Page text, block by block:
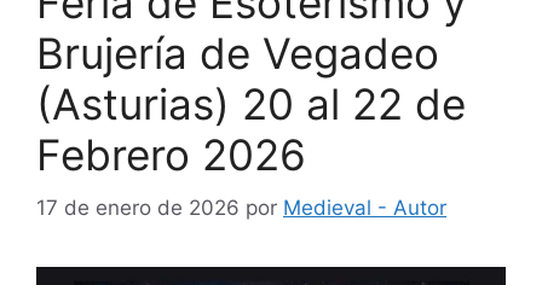
Brujería de Vegadeo
(Asturias) 20 al 22 de
Febrero 2026
17 de enero de 2026 por Medieval - Autor